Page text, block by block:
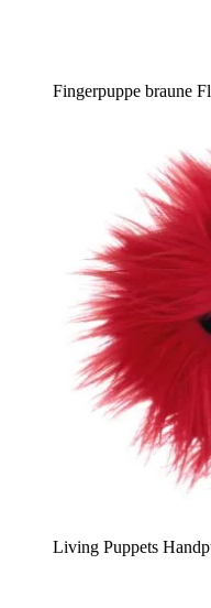
Fingerpuppe braune
Living Puppets